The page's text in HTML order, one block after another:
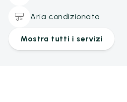
Aria condizionata
Mostra tutti i servizi